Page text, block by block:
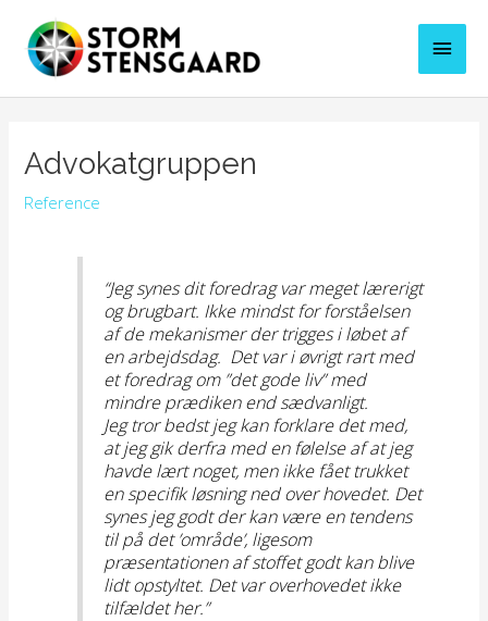
indholdet
Advokatgruppen
Reference
“Jeg synes dit foredrag var meget lærerigt
og brugbart. Ikke mindst for forståelsen
af de mekanismer der trigges i løbet af
en arbejdsdag. Det var i øvrigt rart med
et foredrag om ”det gode liv” med
mindre prædiken end sædvanligt.
Jeg tror bedst jeg kan forklare det med,
at jeg gik derfra med en følelse af at jeg
havde lært noget, men ikke fået trukket
en specifik løsning ned over hovedet. Det
synes jeg godt der kan være en tendens
til på det ’område’, ligesom
præsentationen af stoffet godt kan blive
lidt opstyltet. Det var overhovedet ikke
tilfældet her.”